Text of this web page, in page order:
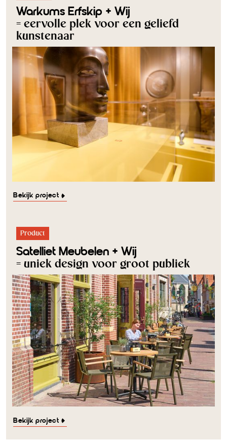
Warkums Erfskip + Wij
= eervolle plek voor een geliefd
kunstenaar
Bekijk project
Product
Satelliet Meubelen + Wij
= uniek design voor groot publiek
Bekijk project